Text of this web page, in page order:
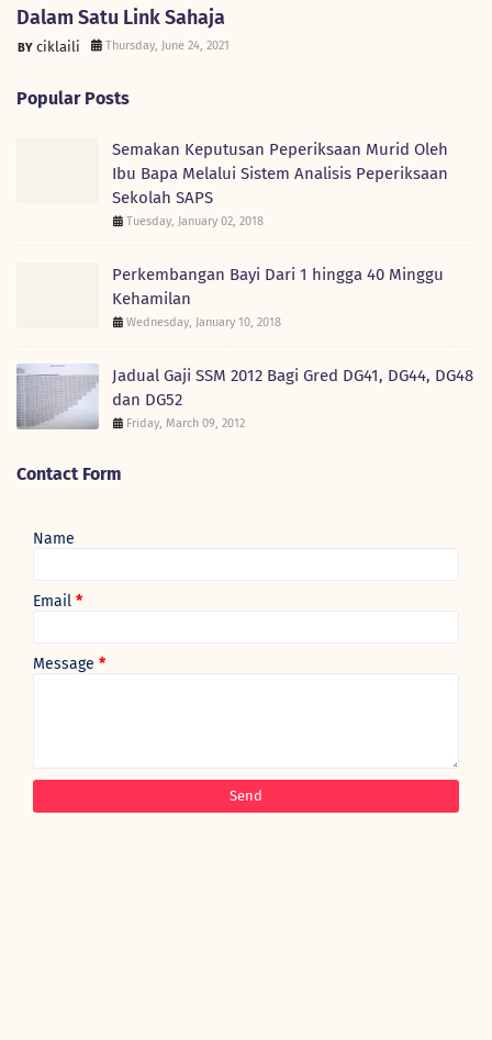
Dalam Satu Link Sahaja
ciklaili Thursday, June 24, 2021
Popular Posts
Semakan Keputusan Peperiksaan Murid Oleh
Ibu Bapa Melalui Sistem Analisis Peperiksaan
Sekolah SAPS
Tuesday, January 02, 2018
Perkembangan Bayi Dari 1 hingga 40 Minggu
Kehamilan
Wednesday, January 10, 2018
Jadual Gaji SSM 2012 Bagi Gred DG41, DG44, DG48
dan DG52
Friday, March 09, 2012
Contact Form
Name
Email *
Message *